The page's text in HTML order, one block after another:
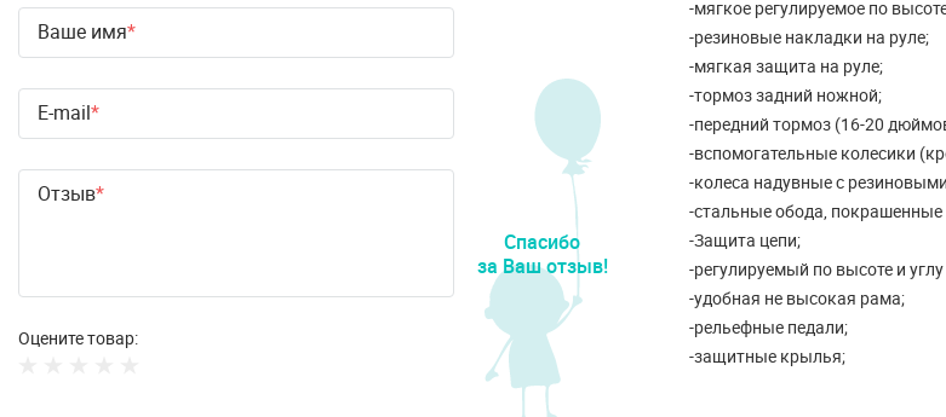
Ваше имя
E-mail
Отзыв
Оцените товар:
Спасибо
за Ваш отзыв!
-мягкое регулируемое по
-резиновые накладки на руле;
-мягкая защита на руле;
-тормоз задний ножной;
-передний тормоз (16-20
-вспомогательные колесики
-колеса надувные с
-стальные обода, покрашенные
-Защита цепи;
-регулируемый по высоте и
-удобная не высокая рама;
-рельефные педали;
-защитные крылья;